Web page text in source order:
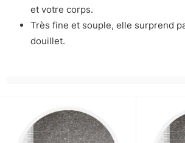
et votre corps.
Très fine et souple, elle surprend
douillet.